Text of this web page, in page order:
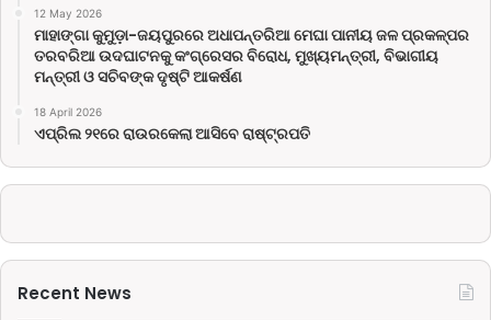
12 May 2026
ମାହାଙ୍ଗା କୁମୁଡ଼ା-ଜୟପୁରରେ ଅଧାପନ୍ତରିଆ ମେଘା ପାନୀୟ ଜଳ ପ୍ରକଳ୍ପର
ତରବରିଆ ଉଦଘାଟନକୁ କଂଗ୍ରେସର ବିରୋଧ, ମୁଖ୍ୟମନ୍ତ୍ରୀ, ବିଭାଗୀୟ
ମନ୍ତ୍ରୀ ଓ ସଚିବଙ୍କ ଦୃଷ୍ଟି ଆକର୍ଷଣ
18 April 2026
ଏପ୍ରିଲ ୨୧ରେ ରାଉରକେଲା ଆସିବେ ରାଷ୍ଟ୍ରପତି
Recent News